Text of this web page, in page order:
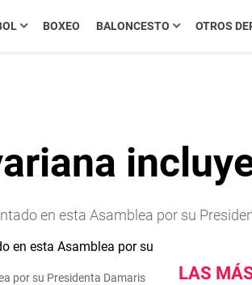
BOXEO BALONCESTO OTROS
en esta Asamblea por su
por su Presidenta Damaris LAS